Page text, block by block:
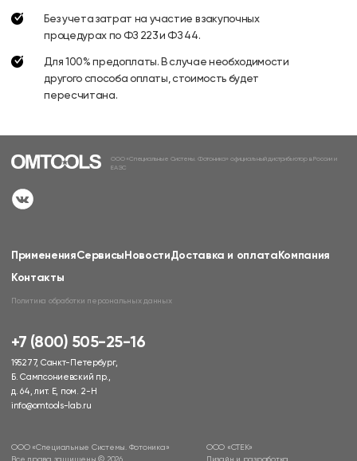
Без учета затрат на участие в закупочных
процедурах по ФЗ 223 и ФЗ 44.
Для 100% предоплаты. В случае необходимости
другого способа оплаты, стоимость будет
пересчитана.
ООО «Специальные Системы. Фотоника» официальный дистрибьютор в России и
ЕАЭС
ПримененияСервисыНовостиДоставка и оплатаКомпания
Контакты
Политика обработки персональных данных
+7 (800) 505-25-16
195277, Санкт-Петербург,
Б. Сампсониевский пр.,
д. 64, лит. Е, пом. 2-Н
info@omtools-lab.ru
ООО «Специальные Системы. Фотоника»
Все права защищены © 2026
ООО «СТЕК»
Дизайн и разработка